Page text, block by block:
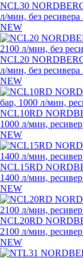
NCL30
л/мин, без ресивера
NEW
NCL20
л/мин, без ресивера
NEW
NCL10RD
1000 л/мин,
NEW
NCL15RD
1400 л/мин,
NEW
NCL20RD
2100 л/мин,
NEW